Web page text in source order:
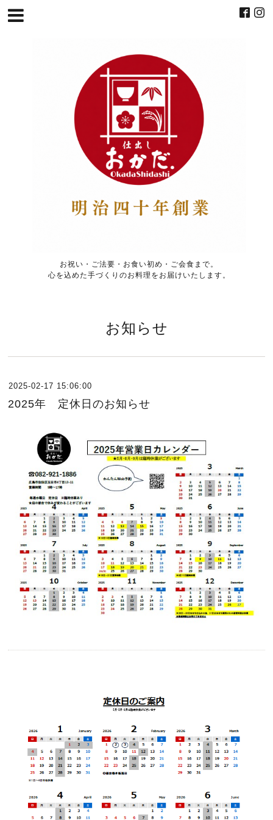
お祝い・ご法要・お食い初め・ご会食まで。
心を込めた手づくりのお料理をお届けいたします。
お知らせ
2025-02-17 15:06:00
2025年 定休日のお知らせ